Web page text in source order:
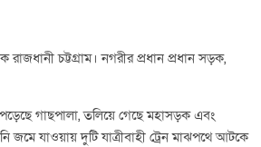
চট্টগ্রাম। নগরীর প্রধান প্রধান সড়ক,
গাছপালা, তলিয়ে গেছে মহাসড়ক এবং
জমে যাওয়ায় দুটি যাত্রীবাহী ট্রেন মাঝপথে আটকে